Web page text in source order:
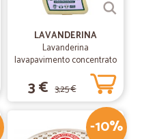
LAVANDERINA
Lavanderina
lavapavimento concentrato
3 € 3,25 €
-10%